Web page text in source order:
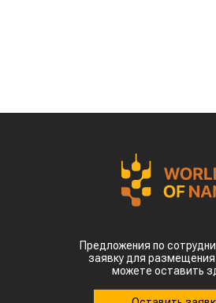
Предложения по
заявку для
можете оставить